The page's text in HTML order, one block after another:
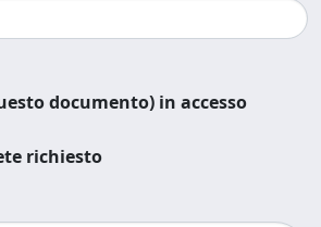
documento) in accesso
richiesto